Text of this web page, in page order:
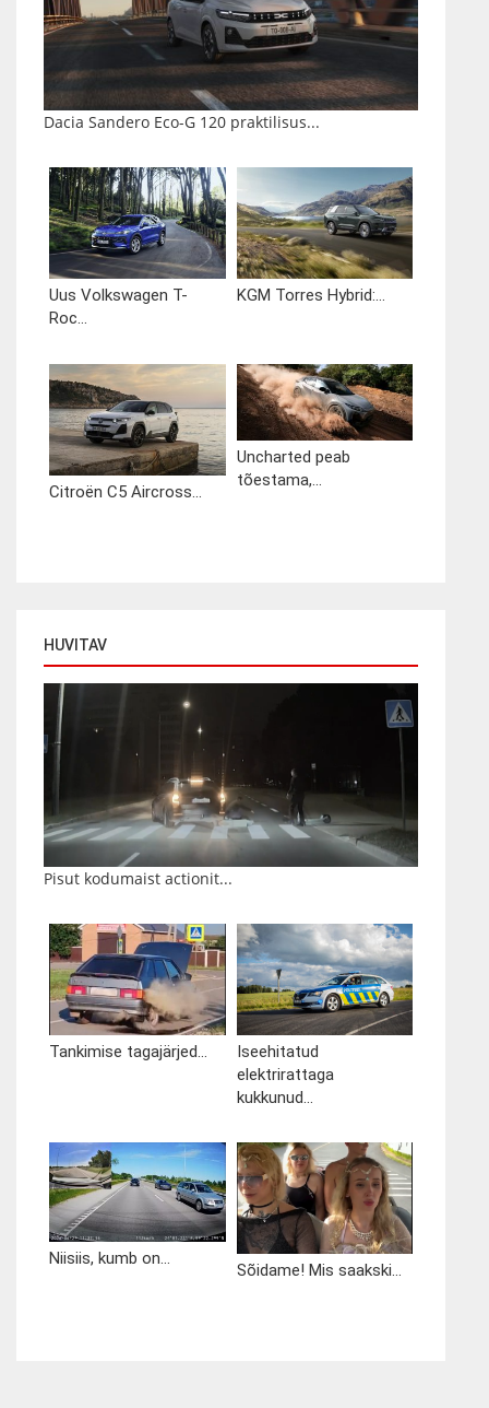
Dacia Sandero Eco-G 120 praktilisus...
Uus Volkswagen T-
Roc...
KGM Torres Hybrid:...
Citroën C5 Aircross...
Uncharted peab
tõestama,...
HUVITAV
Pisut kodumaist actionit...
Tankimise tagajärjed...
Iseehitatud
elektrirattaga
kukkunud...
Niisiis, kumb on...
Sõidame! Mis saakski...